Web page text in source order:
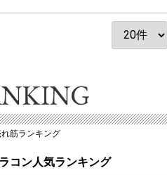
筋ランキング
コン人気ランキング